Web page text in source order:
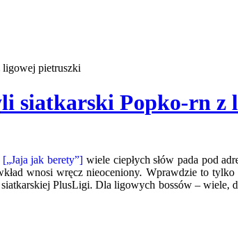
ligowej pietruszki
siatkarski Popko-rn
jak berety”] wiele ciepłych słów pada pod
wnosi wręcz nieoceniony. Wprawdzie to
PlusLigi. Dla ligowych bossów –